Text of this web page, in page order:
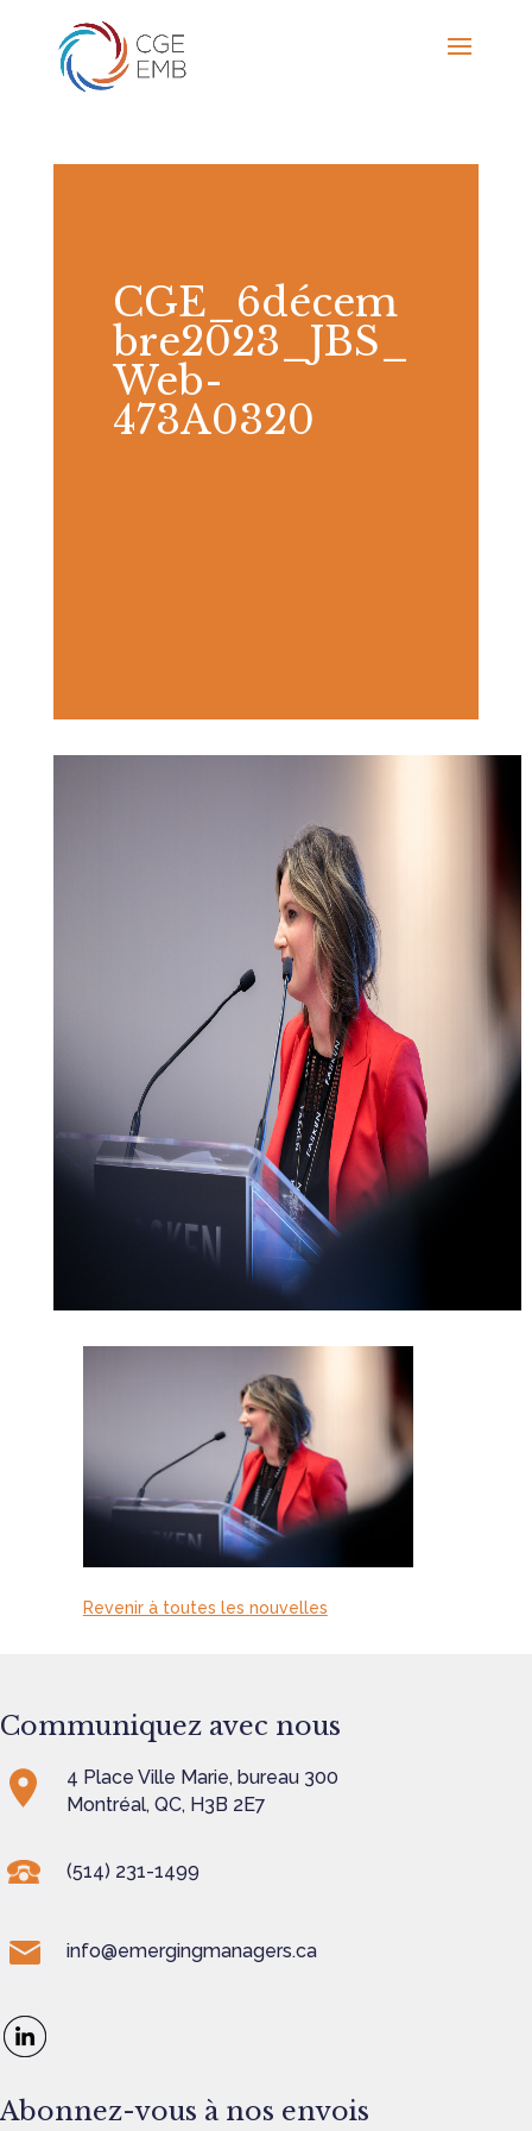
CGE_6décem
bre2023_JBS_
Web-
473A0320
Revenir à toutes les nouvelles
Communiquez avec nous
4 Place Ville Marie, bureau 300
Montréal, QC, H3B 2E7
(514) 231-1499
info@emergingmanagers.ca
Abonnez-vous à nos envois